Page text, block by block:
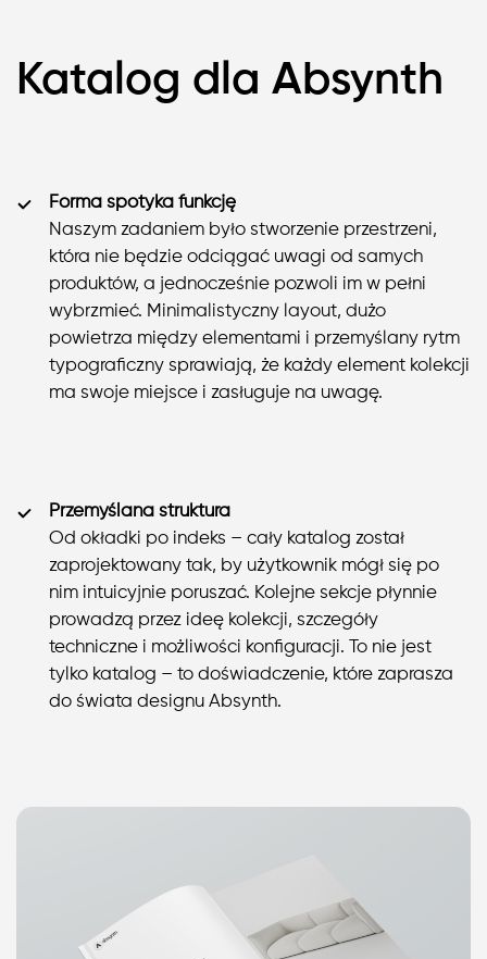
Katalog dla Absynth
Forma spotyka funkcję
Naszym zadaniem było stworzenie przestrzeni,
która nie będzie odciągać uwagi od samych
produktów, a jednocześnie pozwoli im w pełni
wybrzmieć. Minimalistyczny layout, dużo
powietrza między elementami i przemyślany rytm
typograficzny sprawiają, że każdy element kolekcji
ma swoje miejsce i zasługuje na uwagę.
Przemyślana struktura
Od okładki po indeks – cały katalog został
zaprojektowany tak, by użytkownik mógł się po
nim intuicyjnie poruszać. Kolejne sekcje płynnie
prowadzą przez ideę kolekcji, szczegóły
techniczne i możliwości konfiguracji. To nie jest
tylko katalog – to doświadczenie, które zaprasza
do świata designu Absynth.